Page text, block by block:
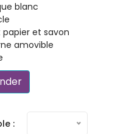
blanc
papier et savon
amovible
: